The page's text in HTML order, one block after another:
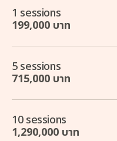
1 sessions
199,000 บาท
5 sessions
715,000 บาท
10 sessions
1,290,000 บาท